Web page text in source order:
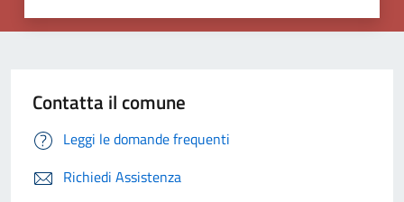
Contatta il comune
Leggi le domande frequenti
Richiedi Assistenza